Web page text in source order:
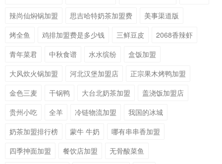
辣尚仙焖锅加盟
思吉哈特奶茶加盟费
美事渠道版
烤全鱼
鸡排加盟费是多少钱 三鲜豆皮
2068香辣虾
青年菜君
中秋食谱 水水缤纷
盒饭加盟
大风炊火锅加盟
河北汉堡加盟店
正宗果木烤鸭加盟
金色三麦
干锅鸭 大台北奶茶加盟
盖浇饭加盟店
贵州小吃
全羊 冷链物流加盟
我国的冰城
奶茶加盟排行榜
蒙牛 牛奶
哪有串串香加盟
四季抻面加盟
餐饮店加盟
无骨酸菜鱼